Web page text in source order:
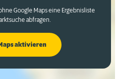
Google Maps eine Ergebnisliste
abfragen.
aktivieren